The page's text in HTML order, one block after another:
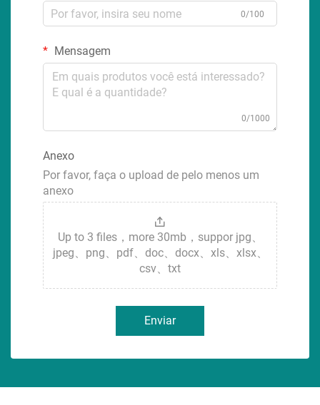
0/100
Mensagem
0/1000
Anexo
Por favor, faça o upload de pelo menos um
anexo
Up to 3 files，more 30mb，suppor jpg、
jpeg、png、pdf、doc、docx、xls、xlsx、
csv、txt
Enviar